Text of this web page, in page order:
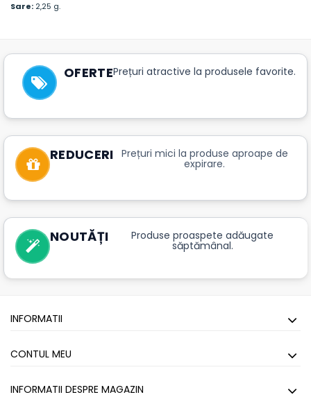
Sare: 2,25 g.
OFERTEPrețuri atractive la produsele favorite.
REDUCERI Prețuri mici la produse aproape de
expirare.
NOUTĂȚI Produse proaspete adăugate
săptămânal.
INFORMATII
CONTUL MEU
INFORMATII DESPRE MAGAZIN